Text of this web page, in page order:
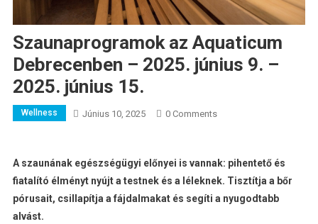
Szaunaprogramok az Aquaticum
Debrecenben – 2025. június 9. –
2025. június 15.
Wellness Június 10, 2025 0 Comments
A szaunának egészségügyi előnyei is vannak: pihentető és
fiatalító élményt nyújt a testnek és a léleknek. Tisztítja a bőr
pórusait, csillapítja a fájdalmakat és segíti a nyugodtabb
alvást.